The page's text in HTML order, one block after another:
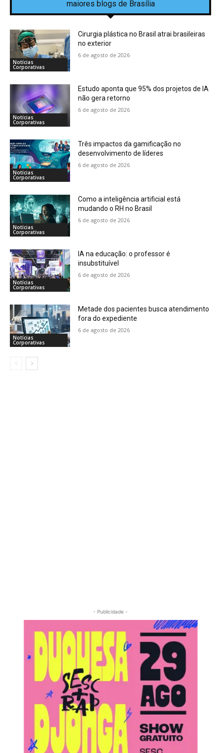
maiores blogs de Brasília
Notícias
Corporativas
Cirurgia plástica no Brasil atrai brasileiras
no exterior
6 de agosto de 2026
Notícias
Corporativas
Estudo aponta que 95% dos projetos de IA
não gera retorno
6 de agosto de 2026
Notícias
Corporativas
Três impactos da gamificação no
desenvolvimento de líderes
6 de agosto de 2026
Notícias
Corporativas
Como a inteligência artificial está
mudando o RH no Brasil
6 de agosto de 2026
Notícias
Corporativas
IA na educação: o professor é
insubstituível
6 de agosto de 2026
Notícias
Corporativas
Metade dos pacientes busca atendimento
fora do expediente
6 de agosto de 2026
- Publicidade -